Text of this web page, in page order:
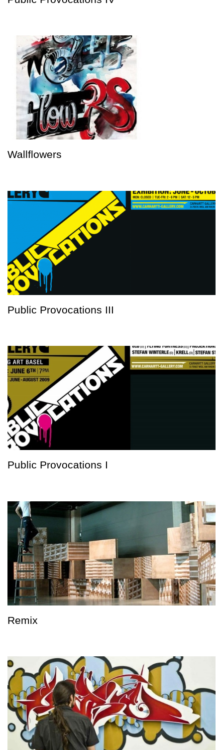
Wallflowers
Public Provocations III
Public Provocations I
Remix